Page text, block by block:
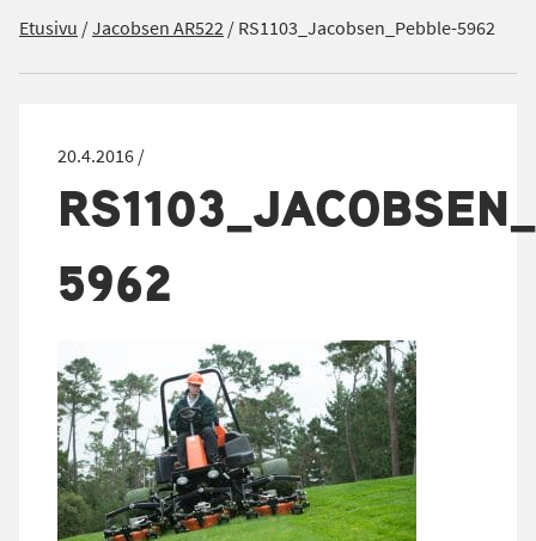
Etusivu /Jacobsen AR522/RS1103_Jacobsen_Pebble-5962
20.4.2016 /
5962